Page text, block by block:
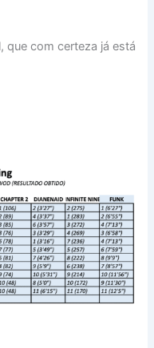
que com certeza já está